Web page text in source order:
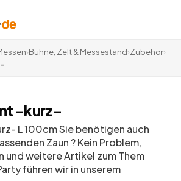
›Bühne, Zelt & Messestand›Zubehör›
-kurz-
L 100cm Sie benötigen auch
Zaun ? Kein Problem,
und weitere Artikel zum Them
führen wir in unserem